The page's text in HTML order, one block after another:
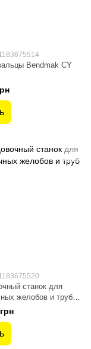
Bendmak CY
станок для
желобов и труб